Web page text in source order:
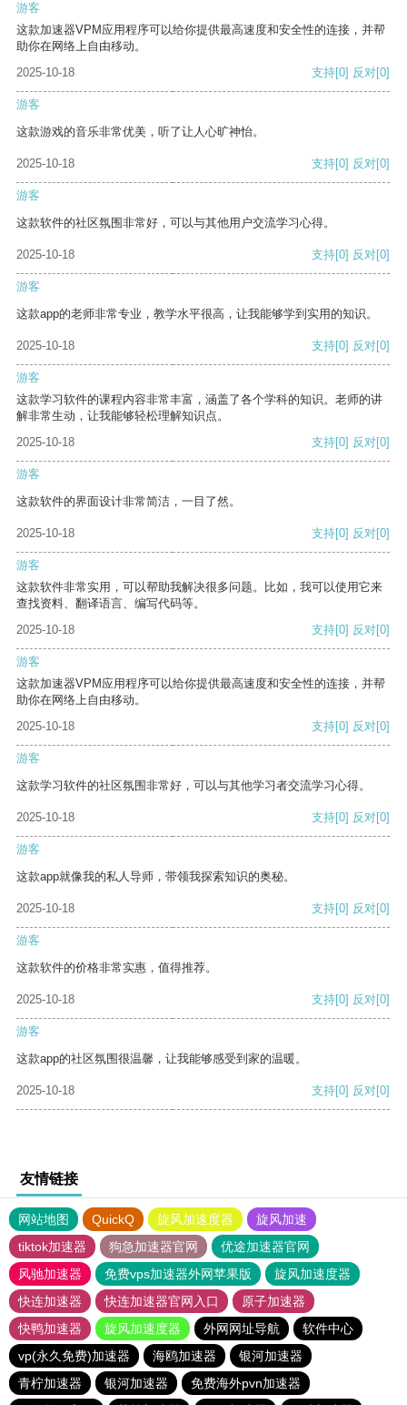
游客
这款加速器VPM应用程序可以给你提供最高速度和安全性的连接，并帮
助你在网络上自由移动。
2025-10-18
支持[0] 反对[0]
游客
这款游戏的音乐非常优美，听了让人心旷神怡。
2025-10-18 支持[0] 反对[0]
游客
这款软件的社区氛围非常好，可以与其他用户交流学习心得。
2025-10-18 支持[0] 反对[0]
游客
这款app的老师非常专业，教学水平很高，让我能够学到实用的知识。
2025-10-18 支持[0] 反对[0]
游客
这款学习软件的课程内容非常丰富，涵盖了各个学科的知识。老师的讲
解非常生动，让我能够轻松理解知识点。
2025-10-18
支持[0] 反对[0]
游客
这款软件的界面设计非常简洁，一目了然。
2025-10-18 支持[0] 反对[0]
游客
这款软件非常实用，可以帮助我解决很多问题。比如，我可以使用它来
查找资料、翻译语言、编写代码等。
2025-10-18
支持[0] 反对[0]
游客
这款加速器VPM应用程序可以给你提供最高速度和安全性的连接，并帮
助你在网络上自由移动。
2025-10-18
支持[0] 反对[0]
游客
这款学习软件的社区氛围非常好，可以与其他学习者交流学习心得。
2025-10-18 支持[0] 反对[0]
游客
这款app就像我的私人导师，带领我探索知识的奥秘。
2025-10-18 支持[0] 反对[0]
游客
这款软件的价格非常实惠，值得推荐。
2025-10-18 支持[0] 反对[0]
游客
这款app的社区氛围很温馨，让我能够感受到家的温暖。
2025-10-18 支持[0] 反对[0]
友情链接
网站地图 QuickQ 旋风加速度器
旋风加速
tiktok加速器
狗急加速器官网
优途加速器官网
风驰加速器
免费vps加速器外网苹果版
旋风加速度器
快连加速器
快连加速器官网入口
原子加速器
快鸭加速器
旋风加速度器 外网网址导航
软件中心
vp(永久免费)加速器
海鸥加速器
银河加速器
青柠加速器
银河加速器
免费海外pvn加速器